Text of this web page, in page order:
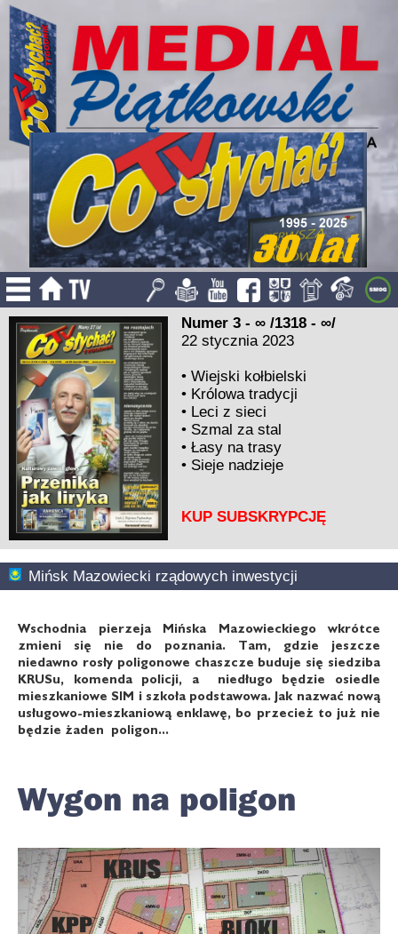
Numer 3 - ∞ /1318 - ∞/
22 stycznia 2023
•Wiejski kołbielski
• Królowa tradycji
• Leci z sieci
• Szmal za stal
•Łasy na trasy
• Sieje nadzieje
KUP SUBSKRYPCJĘ
Mińsk Mazowiecki rządowych inwestycji
Wschodnia pierzeja Mińska Mazowieckiego wkrótce
zmieni się nie do poznania. Tam, gdzie jeszcze
niedawno rosły poligonowe chaszcze buduje się siedziba
KRUSu, komenda policji, a niedługo będzie osiedle
mieszkaniowe SIM i szkoła podstawowa. Jak nazwać nową
usługowo-mieszkaniową enklawę, bo przecież to już nie
będzie żaden poligon...
Wygon na poligon